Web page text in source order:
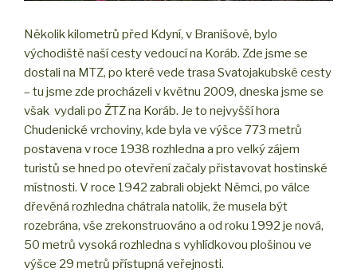
Několik kilometrů před Kdyní, v Branišově, bylo
východiště naší cesty vedoucí na Koráb. Zde jsme se
dostali na MTZ, po které vede trasa Svatojakubské cesty
– tu jsme zde procházeli v květnu 2009, dneska jsme se
však vydali po ŽTZ na Koráb. Je to nejvyšší hora
Chudenické vrchoviny, kde byla ve výšce 773 metrů
postavena v roce 1938 rozhledna a pro velký zájem
turistů se hned po otevření začaly přistavovat hostinské
místnosti. V roce 1942 zabrali objekt Němci, po válce
dřevěná rozhledna chátrala natolik, že musela být
rozebrána, vše zrekonstruováno a od roku 1992 je nová,
50 metrů vysoká rozhledna s vyhlídkovou plošinou ve
výšce 29 metrů přístupná veřejnosti.